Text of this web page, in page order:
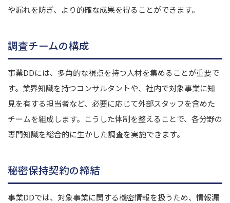
や漏れを防ぎ、より的確な成果を得ることができます。
調査チームの構成
事業DDには、多角的な視点を持つ人材を集めることが重要で
す。業界知識を持つコンサルタントや、社内で対象事業に知
見を有する担当者など、必要に応じて外部スタッフを含めた
チームを組成します。こうした体制を整えることで、各分野の
専門知識を総合的に生かした調査を実施できます。
秘密保持契約の締結
事業DDでは、対象事業に関する機密情報を扱うため、情報漏